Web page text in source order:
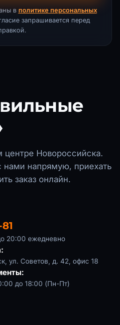
в политике персональных
запрашивается перед
центре Новороссийска.
нами напрямую, приехать
заказ онлайн.
20:00 ежедневно
ул. Советов, д. 42, офис 18
до 18:00 (Пн-Пт)